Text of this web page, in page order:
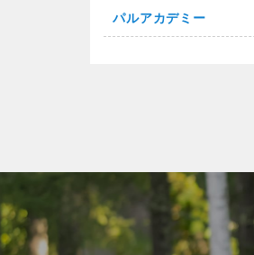
パルアカデミー